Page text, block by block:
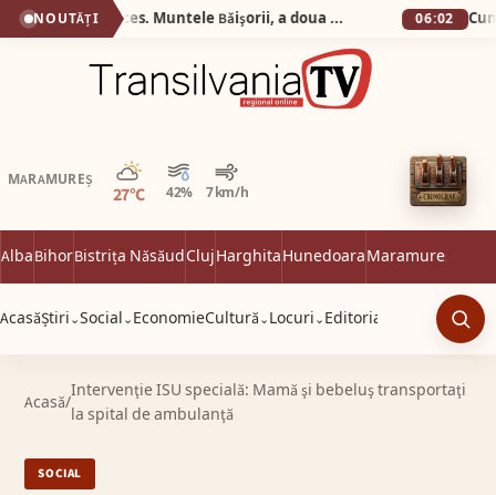
NOUTĂȚI Silva Logistic Services. Muntele Bǎişorii, a doua cea mai oznificatǎ zonǎ din Europa, un colț de rai unde sălbăticia Apusenilor întâlnește liniștea profundă a brazilor falnici. 06:02
MARAMUREȘ
27°C 42% 7 km/h
Parțial noros
AlbaBihorBistrița NăsăudClujHarghitaHunedoaraMaramureș
AcasăȘtiri ⌄Social ⌄ EconomieCultură ⌄ Locuri ⌄ Editorial
Acasă/
Intervenţie ISU specială: Mamă şi bebeluş transportaţi
la spital de ambulanţă
SOCIAL